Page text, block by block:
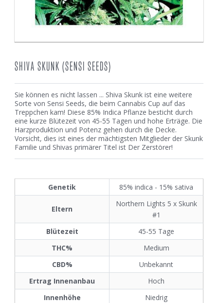
SHIVA SKUNK (SENSI SEEDS)
Sie können es nicht lassen ... Shiva Skunk ist eine weitere
Sorte von Sensi Seeds, die beim Cannabis Cup auf das
Treppchen kam! Diese 85% Indica Pflanze besticht durch
eine kurze Blütezeit von 45-55 Tagen und hohe Erträge. Die
Harzproduktion und Potenz gehen durch die Decke.
Vorsicht, dies ist eines der mächtigsten Mitglieder der Skunk
Familie und Shivas primärer Titel ist Der Zerstörer!
Genetik 85% indica - 15% sativa
Eltern
Northern Lights 5 x Skunk
#1
Blütezeit
45-55 Tage
THC%
Medium
CBD%
Unbekannt
Ertrag Innenanbau
Hoch
Innenhöhe
Niedrig